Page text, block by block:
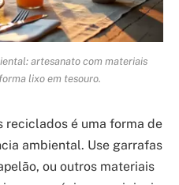
artesanato com materiais
lixo em tesouro.
reciclados é uma forma de
ambiental. Use garrafas
ou outros materiais